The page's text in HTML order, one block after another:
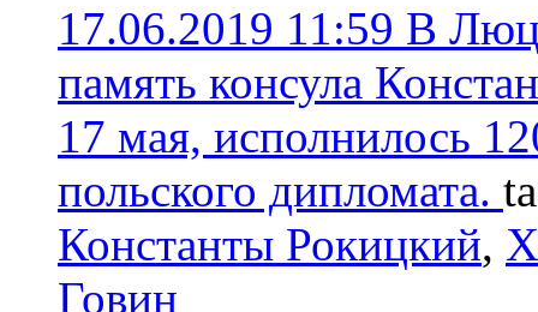
17.06.2019 11:59 В
память консула
17 мая, исполнилось
польского дипломата.
Константы Рокицкий,
Говин